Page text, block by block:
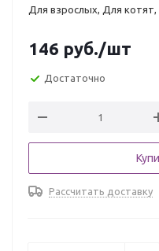
Для взрослых, Для
146 руб./шт
Достаточно
Рассчитать доставку